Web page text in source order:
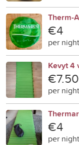
Therm-
€4
per night
Kevyt 4
€7.50
per night
€4
per night